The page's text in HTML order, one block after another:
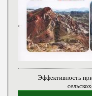
Эффективность